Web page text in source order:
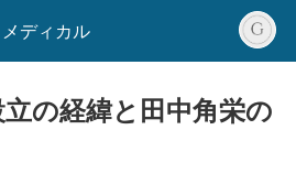
ディカル
の経緯と田中角栄の